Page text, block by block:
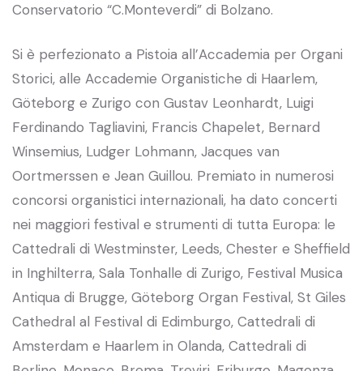
Conservatorio “C.Monteverdi” di Bolzano.
Si è perfezionato a Pistoia all’Accademia per Organi
Storici, alle Accademie Organistiche di Haarlem,
Göteborg e Zurigo con Gustav Leonhardt, Luigi
Ferdinando Tagliavini, Francis Chapelet, Bernard
Winsemius, Ludger Lohmann, Jacques van
Oortmerssen e Jean Guillou. Premiato in numerosi
concorsi organistici internazionali, ha dato concerti
nei maggiori festival e strumenti di tutta Europa: le
Cattedrali di Westminster, Leeds, Chester e Sheffield
in Inghilterra, Sala Tonhalle di Zurigo, Festival Musica
Antiqua di Brugge, Göteborg Organ Festival, St Giles
Cathedral al Festival di Edimburgo, Cattedrali di
Amsterdam e Haarlem in Olanda, Cattedrali di